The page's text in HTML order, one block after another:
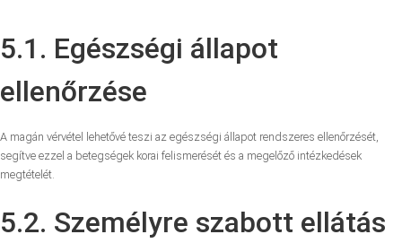
5.1. Egészségi állapot
ellenőrzése
A magán vérvétel lehetővé teszi az egészségi állapot rendszeres ellenőrzését,
segítve ezzel a betegségek korai felismerését és a megelőző intézkedések
megtételét.
5.2. Személyre szabott ellátás